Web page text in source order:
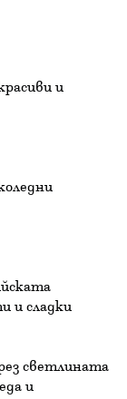
и
и сладки
светлината
и